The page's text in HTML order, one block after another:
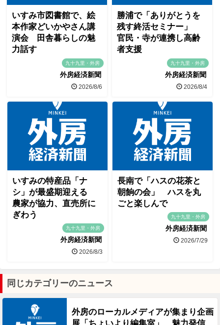
いすみ市図書館で、絵
本作家どいかやさん講
演会 田舎暮らしの魅
力話す
九十九里・外房
外房経済新聞
2026/8/6
勝浦で「ありがとうを
残す終活セミナー」
官民・寺が連携し高齢
者支援
九十九里・外房
外房経済新聞
2026/8/4
いすみの特産品「ナ
シ」が最盛期迎える
農家が協力、直売所に
ぎわう
九十九里・外房
外房経済新聞
2026/8/3
長南で「ハスの花茶と
朝餉の会」 ハスを丸
ごと楽しんで
九十九里・外房
外房経済新聞
2026/7/29
同じカテゴリーのニュース
外房のローカルメディアが集まり企画